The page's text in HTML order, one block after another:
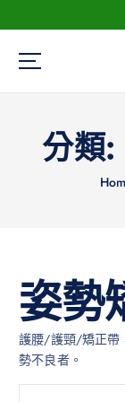
分類:
姿勢
護腰/護頸/矯正帶
勢不良者。